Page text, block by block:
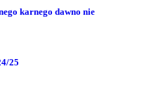
karnego dawno nie
25